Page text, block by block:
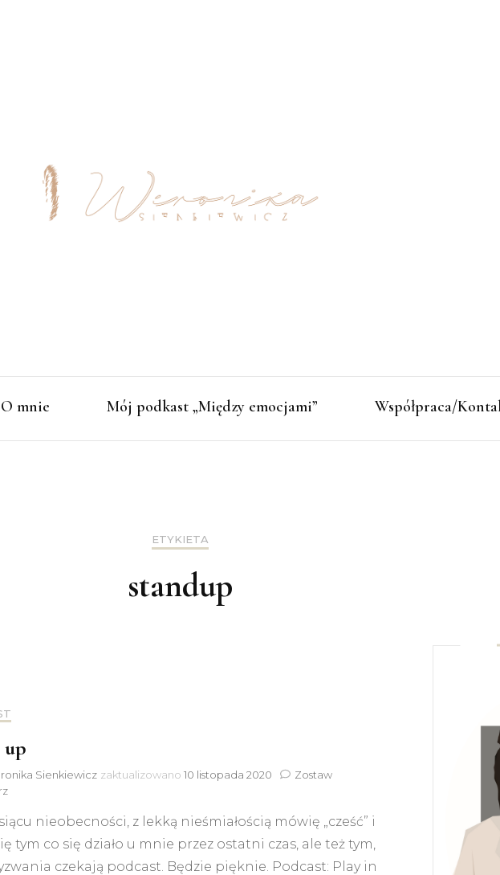
O mnie Mój podkast „Między emocjami” Współpraca/
ETYKIETA
standup
up
Sienkiewicz zaktualizowano 10 listopada 2020
Zostaw
do
up
nieobecności, z lekką nieśmiałością mówię „cześć” i
tym co się działo u mnie przez ostatni czas, ale też tym,
czekają podcast. Będzie pięknie. Podcast: Play in